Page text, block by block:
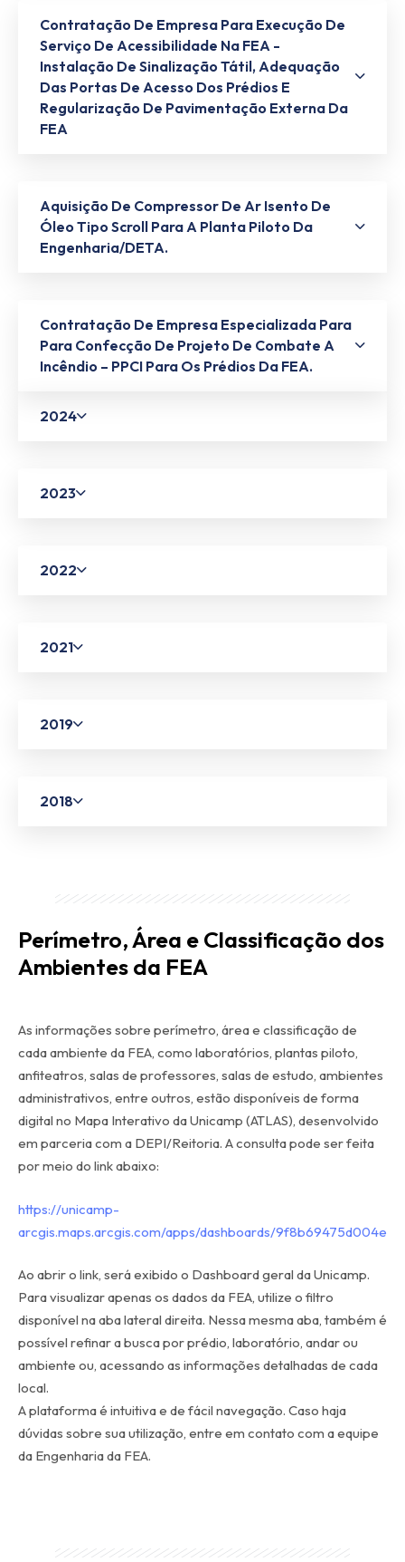
Contratação De Empresa Para Execução De
Serviço De Acessibilidade Na FEA -
Instalação De Sinalização Tátil, Adequação
Das Portas De Acesso Dos Prédios E
Regularização De Pavimentação Externa Da
FEA
Aquisição De Compressor De Ar Isento De
Óleo Tipo Scroll Para A Planta Piloto Da
Engenharia/DETA.
Contratação De Empresa Especializada Para
Para Confecção De Projeto De Combate A
Incêndio – PPCI Para Os Prédios Da FEA.
2024
2023
2022
2021
2019
2018
Perímetro, Área e Classificação dos
Ambientes da FEA
As informações sobre perímetro, área e classificação de
cada ambiente da FEA, como laboratórios, plantas piloto,
anfiteatros, salas de professores, salas de estudo, ambientes
administrativos, entre outros, estão disponíveis de forma
digital no Mapa Interativo da Unicamp (ATLAS), desenvolvido
em parceria com a DEPI/Reitoria. A consulta pode ser feita
por meio do link abaixo:
https://unicamp-
arcgis.maps.arcgis.com/apps/dashboards/
Ao abrir o link, será exibido o Dashboard geral da Unicamp.
Para visualizar apenas os dados da FEA, utilize o filtro
disponível na aba lateral direita. Nessa mesma aba, também é
possível refinar a busca por prédio, laboratório, andar ou
ambiente ou, acessando as informações detalhadas de cada
local.
A plataforma é intuitiva e de fácil navegação. Caso haja
dúvidas sobre sua utilização, entre em contato com a equipe
da Engenharia da FEA.